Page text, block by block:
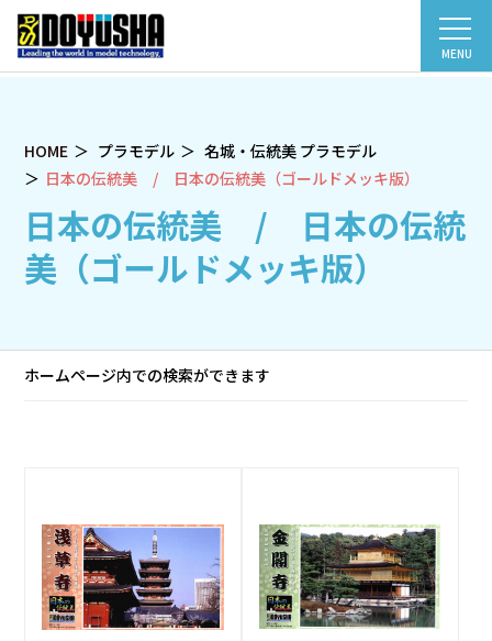
MENU
HOME プラモデル
名城・伝統美 プラモデル
日本の伝統美 / 日本の伝統美（ゴールドメッキ版）
日本の伝統美 / 日本の伝統
美（ゴールドメッキ版）
ホームページ内での検索ができます